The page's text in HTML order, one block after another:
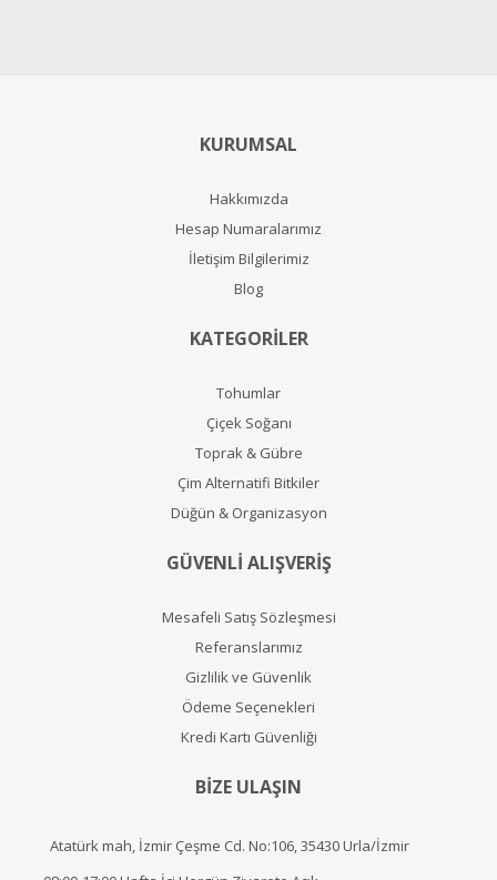
KURUMSAL
Hakkımızda
Hesap Numaralarımız
İletişim Bilgilerimiz
Blog
KATEGORİLER
Tohumlar
Çiçek Soğanı
Toprak & Gübre
Çim Alternatifi Bitkiler
Düğün & Organizasyon
GÜVENLİ ALIŞVERİŞ
Mesafeli Satış Sözleşmesi
Referanslarımız
Gizlilik ve Güvenlik
Ödeme Seçenekleri
Kredi Kartı Güvenliği
BİZE ULAŞIN
Atatürk mah, İzmir Çeşme Cd. No:106, 35430 Urla/İzmir